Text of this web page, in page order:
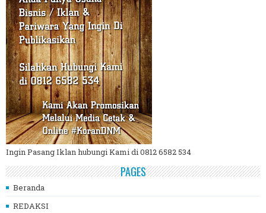
Ingin Pasang Iklan hubungi Kami di 0812 6582 534
PAGES
Beranda
REDAKSI